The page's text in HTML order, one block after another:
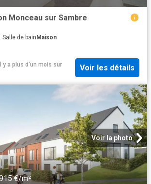
Monceau sur Sambre
Salle de bain Maison
y a plus d'un mois sur
Voir les détails
Voir la photo
€/m²